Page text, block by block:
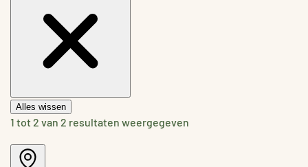
Alles wissen
1 tot 2 van 2 resultaten weergegeven